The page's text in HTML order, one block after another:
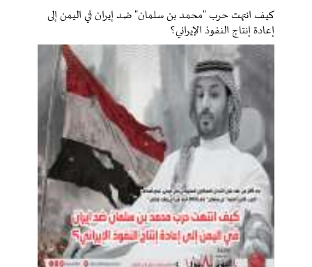
كيف انتهت حرب "محمد بن سلمان" ضد إيران في اليمن إلى
إعادة إنتاج النفوذ الإيراني؟